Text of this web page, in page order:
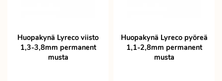
Huopakynä Lyreco viisto
1,3-3,8mm permanent
musta
Huopakynä Lyreco pyöreä
1,1-2,8mm permanent
musta